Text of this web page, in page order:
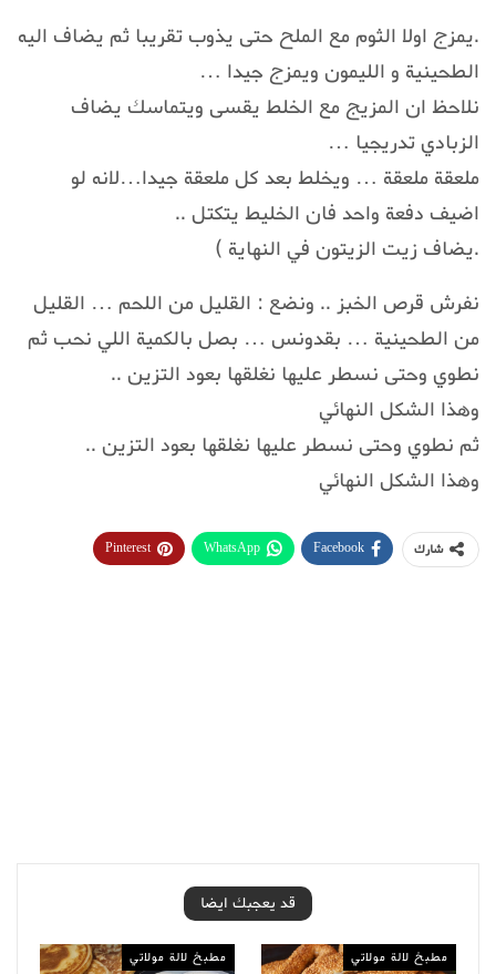
.يمزج اولا الثوم مع الملح حتى يذوب تقريبا ثم يضاف اليه
الطحينية و الليمون ويمزج جيدا …
نلاحظ ان المزيج مع الخلط يقسى ويتماسك يضاف
الزبادي تدريجيا …
ملعقة ملعقة … ويخلط بعد كل ملعقة جيدا…لانه لو
اضيف دفعة واحد فان الخليط يتكتل ..
.يضاف زيت الزيتون في النهاية )
نفرش قرص الخبز .. ونضع : القليل من اللحم … القليل
من الطحينية … بقدونس … بصل بالكمية اللي نحب ثم
نطوي وحتى نسطر عليها نغلقها بعود التزين ..
وهذا الشكل النهائي
ثم نطوي وحتى نسطر عليها نغلقها بعود التزين ..
وهذا الشكل النهائي
شارك Facebook
WhatsApp
Pinterest
قد يعجبك ايضا
مطبخ لالة مولاتي مطبخ لالة مولاتي